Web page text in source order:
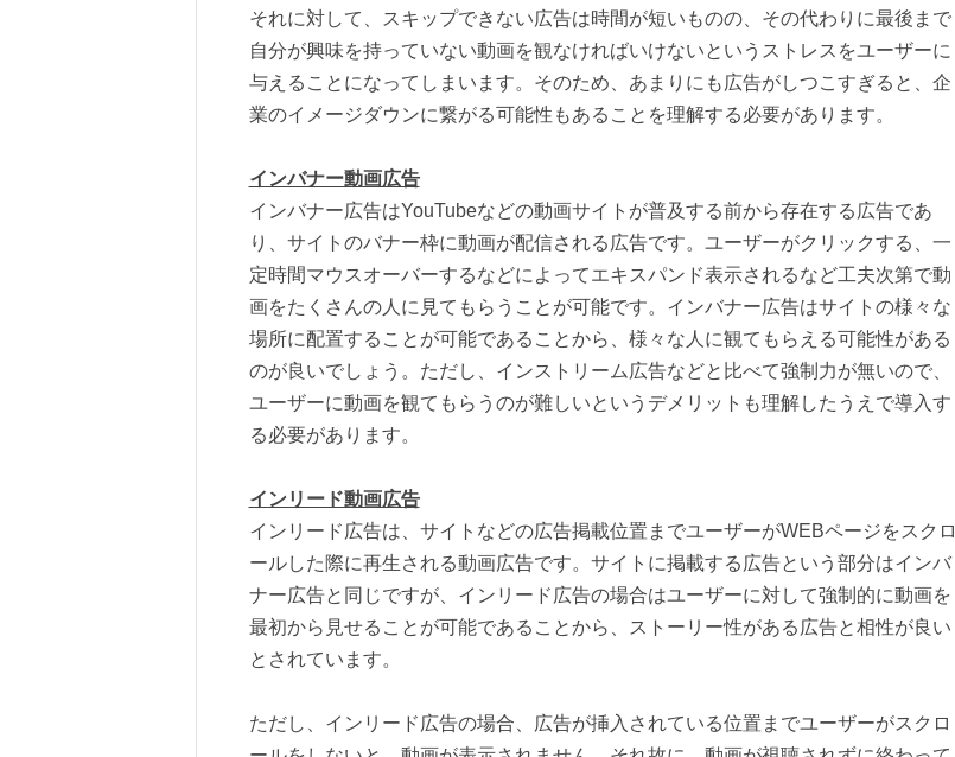
それに対して、スキップできない広告は時間が短いものの、その代わりに最後まで
自分が興味を持っていない動画を観なければいけないというストレスをユーザーに
与えることになってしまいます。そのため、あまりにも広告がしつこすぎると、企
業のイメージダウンに繋がる可能性もあることを理解する必要があります。
インバナー動画広告
インバナー広告はYouTubeなどの動画サイトが普及する前から存在する広告であ
り、サイトのバナー枠に動画が配信される広告です。ユーザーがクリックする、一
定時間マウスオーバーするなどによってエキスパンド表示されるなど工夫次第で動
画をたくさんの人に見てもらうことが可能です。インバナー広告はサイトの様々な
場所に配置することが可能であることから、様々な人に観てもらえる可能性がある
のが良いでしょう。ただし、インストリーム広告などと比べて強制力が無いので、
ユーザーに動画を観てもらうのが難しいというデメリットも理解したうえで導入す
る必要があります。
インリード動画広告
インリード広告は、サイトなどの広告掲載位置までユーザーがWEBページをスクロ
ールした際に再生される動画広告です。サイトに掲載する広告という部分はインバ
ナー広告と同じですが、インリード広告の場合はユーザーに対して強制的に動画を
最初から見せることが可能であることから、ストーリー性がある広告と相性が良い
とされています。
ただし、インリード広告の場合、広告が挿入されている位置までユーザーがスクロ